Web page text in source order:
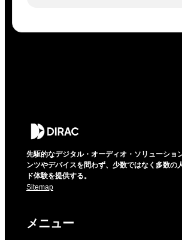
先駆的なデジタル・オーディオ・ソリューショ
ンツやデバイスを問わず、少数ではなく多数の
ド体験を提供する。
Sitemap
メニュー